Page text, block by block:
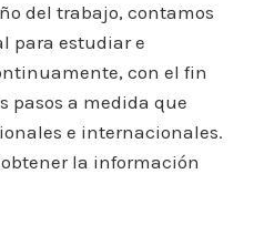
del trabajo, contamos
para estudiar e
con el fin
pasos a medida que
e internacionales.
la información